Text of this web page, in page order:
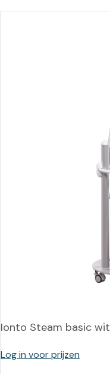
Ionto Steam basic wit
Log in voor prijzen